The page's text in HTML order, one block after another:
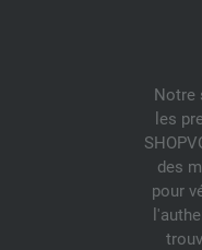
Notre
les
des
pour